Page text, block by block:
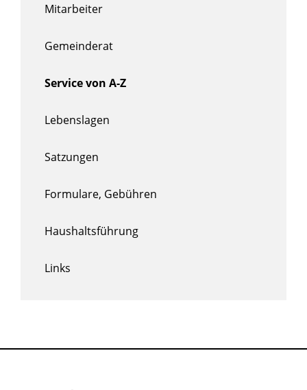
Mitarbeiter
Gemeinderat
Service von A-Z
Lebenslagen
Satzungen
Formulare, Gebühren
Haushaltsführung
Links